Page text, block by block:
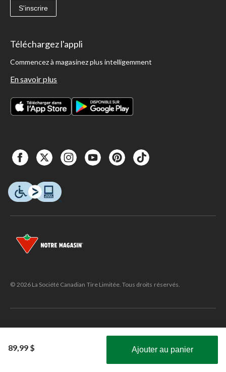
89,99 $ Ajouter au panier
Obtenez les plus récentes offres!
S'inscrire
Téléchargez l'appli
Commencez à magasinez plus intelligemment
En savoir plus
© 2026 La Société Canadian Tire Limitée. Tous droits réservés.
manufacturier/fabricant de pneus et Canadian Tire utilisent ces frais
pour défrayer le coût de la collecte, du transport et du traitement des